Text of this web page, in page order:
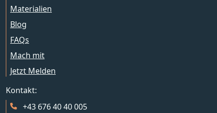
Materialien
Blog
FAQs
Mach mit
Jetzt Melden
Kontakt:
+43 676 40 40 005